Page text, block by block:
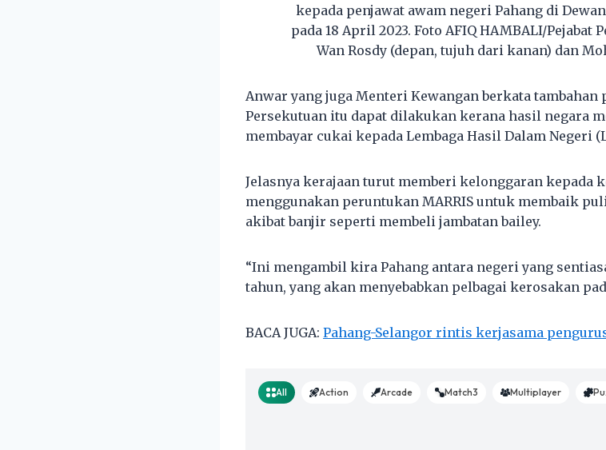
kepada penjawat awam negeri Pahang di
pada 18 April 2023. Foto AFIQ HAMBALI/Pejabat
Wan Rosdy (depan, tujuh dari kanan) dan
Anwar yang juga Menteri Kewangan berkata
Persekutuan itu dapat dilakukan kerana hasil negara
membayar cukai kepada Lembaga Hasil Dalam Negeri
Jelasnya kerajaan turut memberi kelonggaran kepada
menggunakan peruntukan MARRIS untuk membaik
akibat banjir seperti membeli jambatan bailey.
“Ini mengambil kira Pahang antara negeri yang
tahun, yang akan menyebabkan pelbagai kerosakan
BACA JUGA: Pahang-Selangor rintis kerjasama